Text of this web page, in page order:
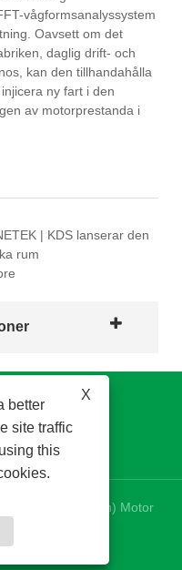
vågformsanalyssystem
Oavsett om det
daglig drift- och
kan den tillhandahålla
ny fart i den
av motorprestanda i
| KDS lanserar den
rum
(Shunde, Foshan) Motor
Policy
X
better
site traffic
this